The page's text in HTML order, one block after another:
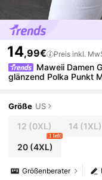
14,99€ Preis inkl.
Maweii Damen
glänzend Polka Punkt
Größe US
12 (0XL) 14 (1XL)
20(4XL)
1 left
Größenberater